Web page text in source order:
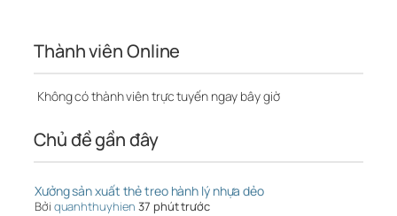
Thành viên Online
Không có thành viên trực tuyến ngay bây giờ
Chủ đề gần đây
Xưởng sản xuất thẻ treo hành lý nhựa dẻo
Bởi quanhthuyhien 37 phút trước